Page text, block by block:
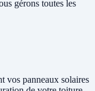
gérons toutes les
vos panneaux solaires